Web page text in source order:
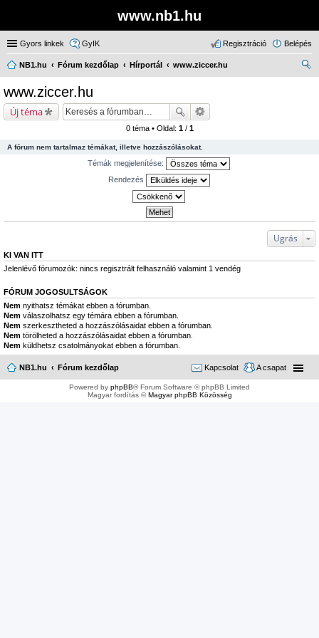
www.nb1.hu
Gyors linkek GyIK Belépés
Regisztráció
NB1.hu Fórum kezdőlap Hírportál
www.ziccer.hu
www.ziccer.hu
Új téma
0 téma • Oldal: 1/ 1
A fórum nem tartalmaz témákat, illetve hozzászólásokat.
Témák megjelenítése:
Rendezés
Ugrás
KI VAN ITT
Jelenlévő fórumozók: nincs regisztrált felhasználó valamint 1 vendég
FÓRUM JOGOSULTSÁGOK
Nem nyithatsz témákat ebben a fórumban.
Nem válaszolhatsz egy témára ebben a fórumban.
Nem szerkesztheted a hozzászólásaidat ebben a fórumban.
Nem törölheted a hozzászólásaidat ebben a fórumban.
Nem küldhetsz csatolmányokat ebben a fórumban.
NB1.hu Fórum kezdőlap A csapat
Kapcsolat
Powered by phpBB® Forum Software © phpBB Limited
Magyar fordítás ©Magyar phpBB Közösség